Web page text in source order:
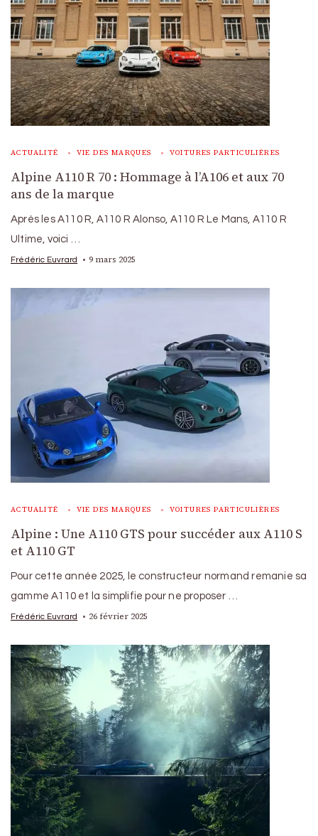
ACTUALITÉ VIE DES MARQUES VOITURES PARTICULIÈRES
Alpine A110 R 70 : Hommage à l’A106 et aux 70
ans de la marque
Après les A110 R, A110 R Alonso, A110 R Le Mans, A110 R
Ultime, voici …
Frédéric Euvrard 9 mars 2025
ACTUALITÉ VIE DES MARQUES VOITURES PARTICULIÈRES
Alpine : Une A110 GTS pour succéder aux A110 S
et A110 GT
Pour cette année 2025, le constructeur normand remanie sa
gamme A110 et la simplifie pour ne proposer …
Frédéric Euvrard 26 février 2025